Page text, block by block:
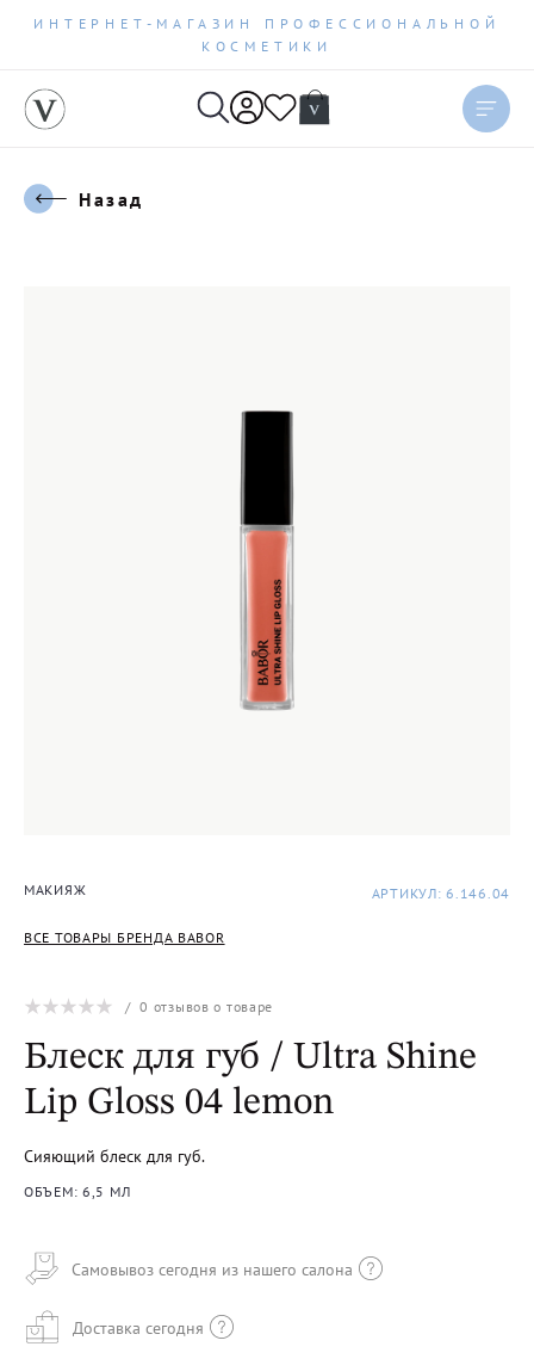
ИНТЕРНЕТ-МАГАЗИН ПРОФЕССИОНАЛЬНОЙ
КОСМЕТИКИ
Назад
МАКИЯЖ
ВСЕ ТОВАРЫ БРЕНДА BABOR
АРТИКУЛ: 6.146.04
/0 отзывов о товаре
Блеск для губ / Ultra Shine
Lip Gloss 04 lemon
Сияющий блеск для губ.
ОБЪЕМ: 6,5 МЛ
Самовывоз сегодня из нашего салона
Доставка сегодня